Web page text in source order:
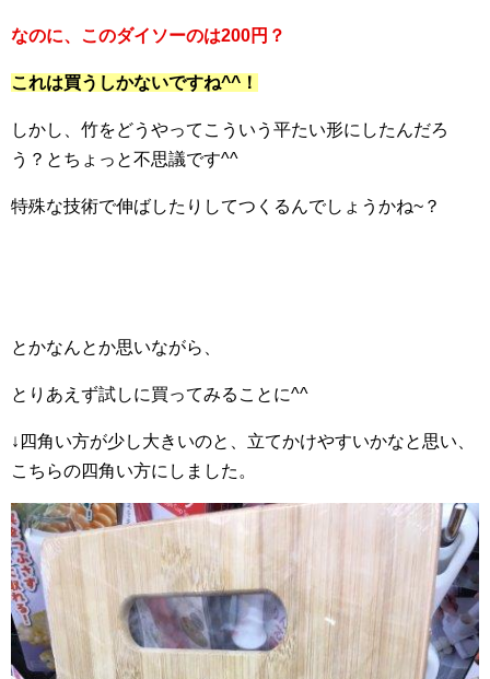
なのに、このダイソーのは200円？
これは買うしかないですね^^！
しかし、竹をどうやってこういう平たい形にしたんだろ
う？とちょっと不思議です^^
特殊な技術で伸ばしたりしてつくるんでしょうかね~？
とかなんとか思いながら、
とりあえず試しに買ってみることに^^
↓四角い方が少し大きいのと、立てかけやすいかなと思い、
こちらの四角い方にしました。